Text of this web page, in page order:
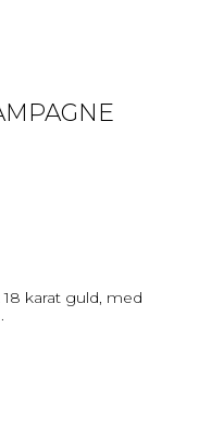
karat guld, med